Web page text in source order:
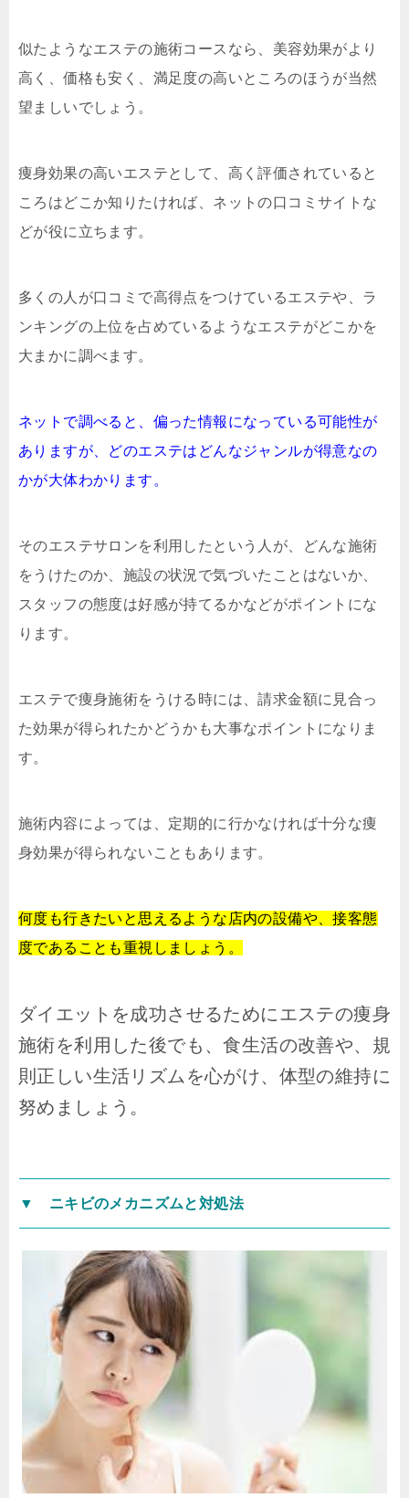
似たようなエステの施術コースなら、美容効果がより
高く、価格も安く、満足度の高いところのほうが当然
望ましいでしょう。
痩身効果の高いエステとして、高く評価されていると
ころはどこか知りたければ、ネットの口コミサイトな
どが役に立ちます。
多くの人が口コミで高得点をつけているエステや、ラ
ンキングの上位を占めているようなエステがどこかを
大まかに調べます。
ネットで調べると、偏った情報になっている可能性が
ありますが、どのエステはどんなジャンルが得意なの
かが大体わかります。
そのエステサロンを利用したという人が、どんな施術
をうけたのか、施設の状況で気づいたことはないか、
スタッフの態度は好感が持てるかなどがポイントにな
ります。
エステで痩身施術をうける時には、請求金額に見合っ
た効果が得られたかどうかも大事なポイントになりま
す。
施術内容によっては、定期的に行かなければ十分な痩
身効果が得られないこともあります。
何度も行きたいと思えるような店内の設備や、接客態
度であることも重視しましょう。
ダイエットを成功させるためにエステの痩身
施術を利用した後でも、食生活の改善や、規
則正しい生活リズムを心がけ、体型の維持に
努めましょう。
▼ ニキビのメカニズムと対処法